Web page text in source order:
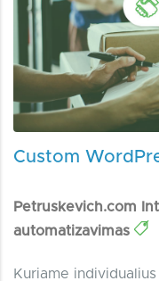
Custom
Petruskevich.com
automatizavimas
Kuriame